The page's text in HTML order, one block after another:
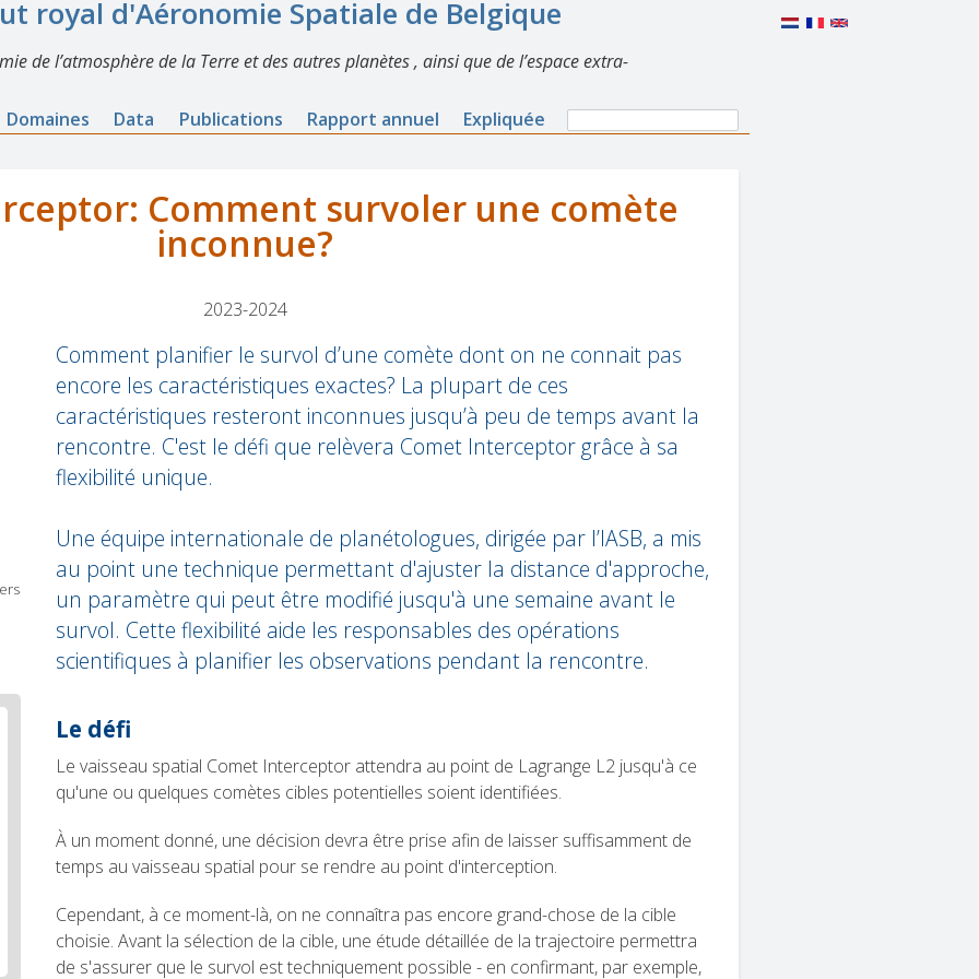
royal d'Aéronomie Spatiale de Belgique
de l’atmosphère de la Terre et des autres planètes , ainsi que de l’espace extra-
Domaines Data Publications Rapport annuel Expliquée
Search
Search
Comment survoler une comète
inconnue?
2023-2024
Comment planifier le survol d’une comète dont on ne connait pas
encore les caractéristiques exactes? La plupart de ces
caractéristiques resteront inconnues jusqu’à peu de temps avant la
rencontre. C'est le défi que relèvera Comet Interceptor grâce à sa
flexibilité unique.
Une équipe internationale de planétologues, dirigée par l’IASB, a mis
au point une technique permettant d'ajuster la distance d'approche,
un paramètre qui peut être modifié jusqu'à une semaine avant le
survol. Cette flexibilité aide les responsables des opérations
scientifiques à planifier les observations pendant la rencontre.
text
Le défi
Le vaisseau spatial Comet Interceptor attendra au point de Lagrange L2 jusqu'à ce
qu'une ou quelques comètes cibles potentielles soient identifiées.
À un moment donné, une décision devra être prise afin de laisser suffisamment de
temps au vaisseau spatial pour se rendre au point d'interception.
Cependant, à ce moment-là, on ne connaîtra pas encore grand-chose de la cible
choisie. Avant la sélection de la cible, une étude détaillée de la trajectoire permettra
de s'assurer que le survol est techniquement possible - en confirmant, par exemple,